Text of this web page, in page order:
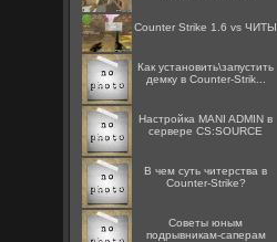
Counter Strike 1.6 vs ЧИТЫ
Как установить\запустить
демку в Counter-Strik...
Настройка MANI ADMIN в
сервере CS:SOURCE
В чем суть читерства в
Counter-Strike?
Советы юным
подрывникам-саперам